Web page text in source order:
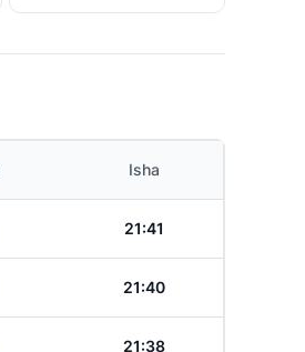
Isha
21:41
21:40
21:38